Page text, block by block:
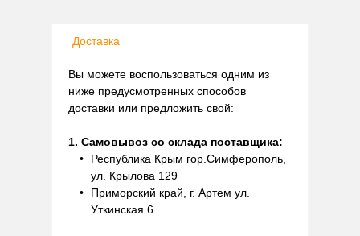
Доставка
Вы можете воспользоваться одним из
ниже предусмотренных способов
доставки или предложить свой:
1. Самовывоз со склада поставщика:
Республика Крым гор.Симферополь,
ул. Крылова 129
Приморский край, г. Артем ул.
Уткинская 6